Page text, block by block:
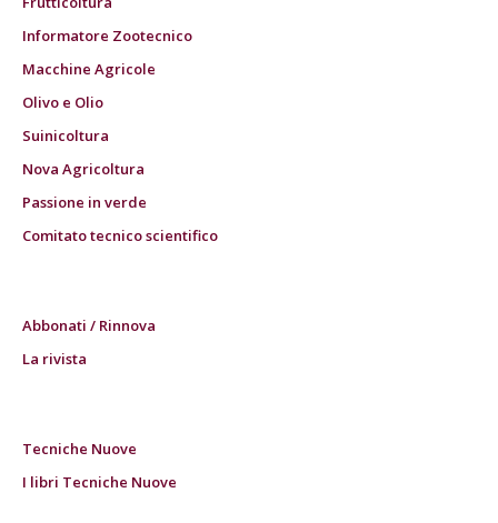
Informatore Zootecnico
Macchine Agricole
Olivo e Olio
Suinicoltura
Nova Agricoltura
Passione in verde
Comitato tecnico scientifico
Abbonati / Rinnova
La rivista
Tecniche Nuove
I libri Tecniche Nuove